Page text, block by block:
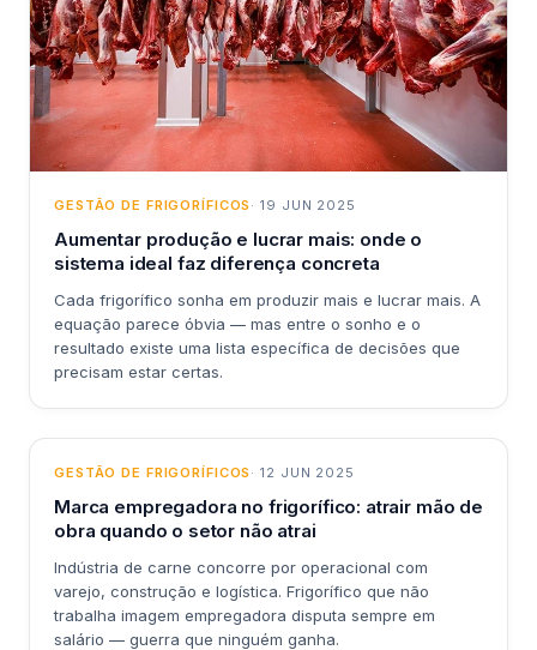
GESTÃO DE FRIGORÍFICOS · 19 JUN 2025
Aumentar produção e lucrar mais: onde o
sistema ideal faz diferença concreta
Cada frigorífico sonha em produzir mais e lucrar mais. A
equação parece óbvia — mas entre o sonho e o
resultado existe uma lista específica de decisões que
precisam estar certas.
GESTÃO DE FRIGORÍFICOS · 12 JUN 2025
Marca empregadora no frigorífico: atrair mão de
obra quando o setor não atrai
Indústria de carne concorre por operacional com
varejo, construção e logística. Frigorífico que não
trabalha imagem empregadora disputa sempre em
salário — guerra que ninguém ganha.